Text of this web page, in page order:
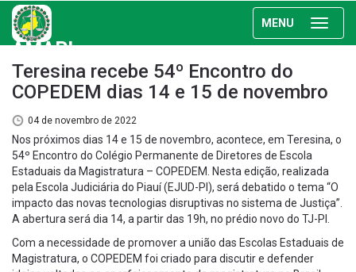
MENU
AMAPI
Teresina recebe 54º Encontro do
COPEDEM dias 14 e 15 de novembro
04 de novembro de 2022
Nos próximos dias 14 e 15 de novembro, acontece, em Teresina, o
54º Encontro do Colégio Permanente de Diretores de Escola
Estaduais da Magistratura – COPEDEM. Nesta edição, realizada
pela Escola Judiciária do Piauí (EJUD-PI), será debatido o tema “O
impacto das novas tecnologias disruptivas no sistema de Justiça”.
A abertura será dia 14, a partir das 19h, no prédio novo do TJ-PI.
Com a necessidade de promover a união das Escolas Estaduais de
Magistratura, o COPEDEM foi criado para discutir e defender